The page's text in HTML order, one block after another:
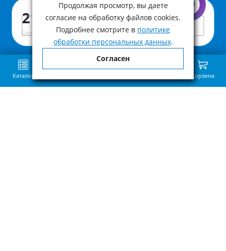
Артикул: SLP-EDB1-УЦЕНКА-131
2 500 ₽
Цена с учетом НДС
Каталог Корзина
Продолжая просмотр, вы даете
согласие на обработку файлов cookies.
Подробнее смотрите в политике
обработки персональных данных.
Согласен